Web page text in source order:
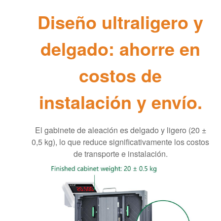
Diseño ultraligero y
delgado: ahorre en
costos de
instalación y envío.
El gabinete de aleación es delgado y ligero (20 ±
0,5 kg), lo que reduce significativamente los costos
de transporte e instalación.